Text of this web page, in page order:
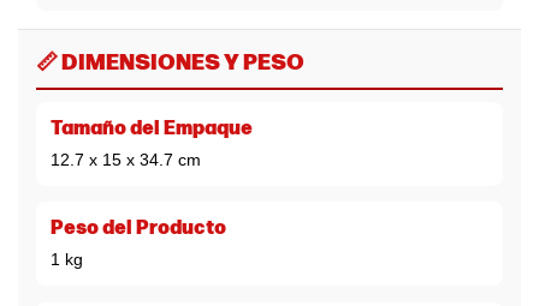
📏 DIMENSIONES Y PESO
Tamaño del Empaque
12.7 x 15 x 34.7 cm
Peso del Producto
1 kg